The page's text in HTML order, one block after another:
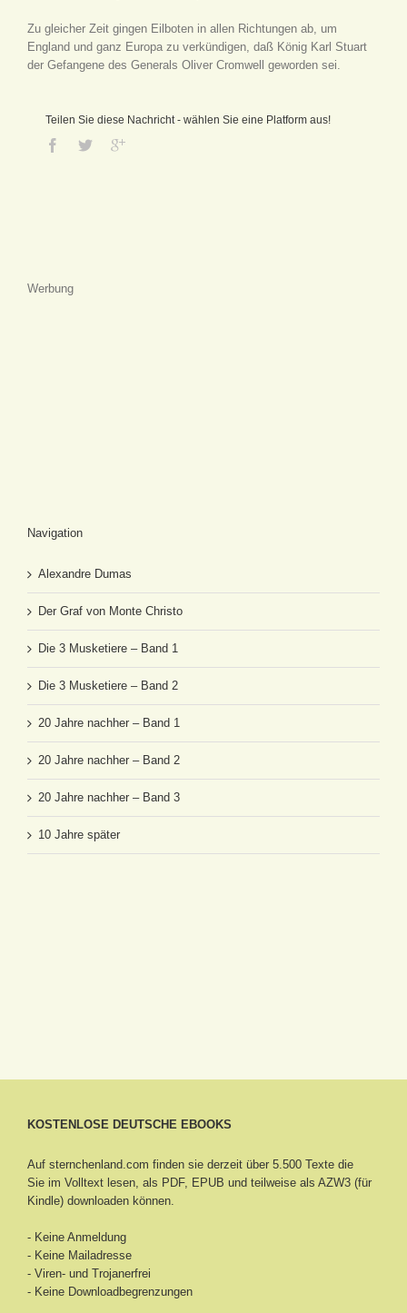
Zu gleicher Zeit gingen Eilboten in allen Richtungen ab, um
England und ganz Europa zu verkündigen, daß König Karl Stuart
der Gefangene des Generals Oliver Cromwell geworden sei.
Teilen Sie diese Nachricht - wählen Sie eine Platform aus!
Werbung
Navigation
Alexandre Dumas
Der Graf von Monte Christo
Die 3 Musketiere – Band 1
Die 3 Musketiere – Band 2
20 Jahre nachher – Band 1
20 Jahre nachher – Band 2
20 Jahre nachher – Band 3
10 Jahre später
KOSTENLOSE DEUTSCHE EBOOKS
Auf sternchenland.com finden sie derzeit über 5.500 Texte die
Sie im Volltext lesen, als PDF, EPUB und teilweise als AZW3 (für
Kindle) downloaden können.
- Keine Anmeldung
- Keine Mailadresse
- Viren- und Trojanerfrei
- Keine Downloadbegrenzungen